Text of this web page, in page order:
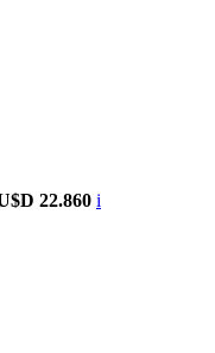
22.860 i